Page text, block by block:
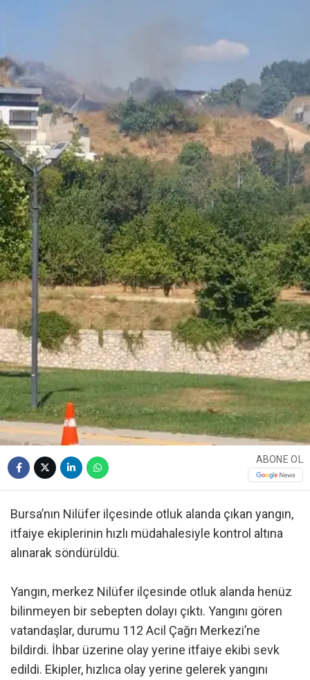
ABONE OL
Bursa’nın Nilüfer ilçesinde otluk alanda çıkan yangın,
itfaiye ekiplerinin hızlı müdahalesiyle kontrol altına
alınarak söndürüldü.
Yangın, merkez Nilüfer ilçesinde otluk alanda henüz
bilinmeyen bir sebepten dolayı çıktı. Yangını gören
vatandaşlar, durumu 112 Acil Çağrı Merkezi’ne
bildirdi. İhbar üzerine olay yerine itfaiye ekibi sevk
edildi. Ekipler, hızlıca olay yerine gelerek yangını